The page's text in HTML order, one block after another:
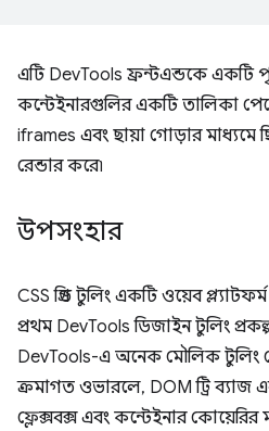
এটি DevTools ফ্রন্টএন্ডকে একটি
কন্টেইনারগুলির একটি তালিকা
iframes এবং ছায়া গোড়ার মাধ্যমে
রেন্ডার করে৷
উপসংহার
CSS গ্রিড টুলিং একটি ওয়েব
প্রথম DevTools ডিজাইন টুলিং
DevTools-এ অনেক মৌলিক টুলিং
ক্রমাগত ওভারলে, DOM ট্রি ব্যাজ
ফ্লেক্সবক্স এবং কন্টেইনার